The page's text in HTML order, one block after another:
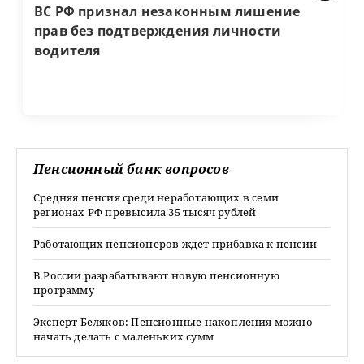
ВС РФ признал незаконным лишение
прав без подтверждения личности
водителя
Пенсионный банк вопросов
Средняя пенсия среди неработающих в семи
регионах РФ превысила 35 тысяч рублей
Работающих пенсионеров ждет прибавка к пенсии
В России разрабатывают новую пенсионную
программу
Эксперт Беляков: Пенсионные накопления можно
начать делать с маленьких сумм